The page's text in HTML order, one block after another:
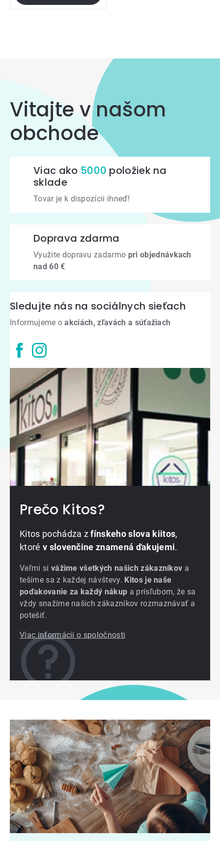
5,0
prvky
výpisu
Vitajte v našom
obchode
Viac ako 5000 položiek na
sklade
Tovar je k dispozícii ihneď!
Doprava zdarma
Využite dopravu zadarmo pri objednávkach
nad 60 €
Sledujte nás na sociálnych sieťach
Informujeme oakciách, zľavách a súťažiach
Prečo Kitos?
Kitos pochádza zfínskeho slova kiitos,
ktoré v slovenčine znamená ďakujemi.
Veľmi si vážime všetkých našich zákazníkov a
tešíme sa z každej návštevy. Kitos je naše
poďakovanie za každý nákup a prísľubom, že sa
vždy snažíme našich zákazníkov rozmaznávať a
potešiť.
Viac informácií o spoločnosti